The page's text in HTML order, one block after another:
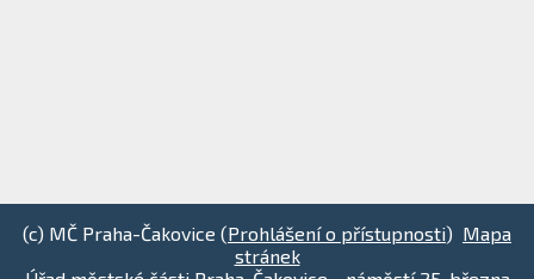
(c) MČ Praha-Čakovice (Prohlášení o přístupnosti) Mapa
stránek